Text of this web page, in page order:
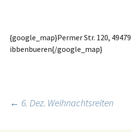
{google_map}Permer Str. 120, 49479
ibbenbueren{/google_map}
Beitragsnavigation
← 6. Dez. Weihnachtsreiten